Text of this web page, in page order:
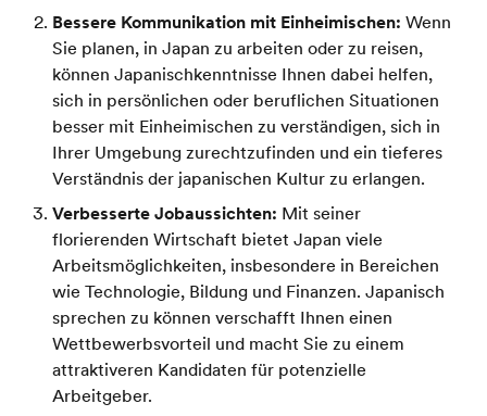
Bessere Kommunikation mit Einheimischen: Wenn
Sie planen, in Japan zu arbeiten oder zu reisen,
können Japanischkenntnisse Ihnen dabei helfen,
sich in persönlichen oder beruflichen Situationen
besser mit Einheimischen zu verständigen, sich in
Ihrer Umgebung zurechtzufinden und ein tieferes
Verständnis der japanischen Kultur zu erlangen.
Verbesserte Jobaussichten: Mit seiner
florierenden Wirtschaft bietet Japan viele
Arbeitsmöglichkeiten, insbesondere in Bereichen
wie Technologie, Bildung und Finanzen. Japanisch
sprechen zu können verschafft Ihnen einen
Wettbewerbsvorteil und macht Sie zu einem
attraktiveren Kandidaten für potenzielle
Arbeitgeber.